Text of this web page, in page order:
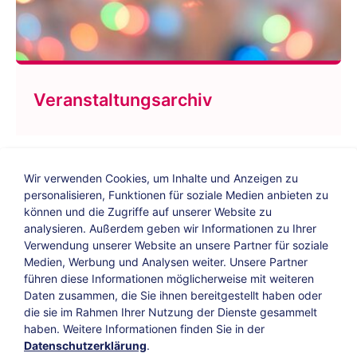
Veranstaltungsarchiv
Bildungs-Blog| Instagram| Facebook|
YouTube
Impressum Suche Datenschutz
Wir verwenden Cookies, um Inhalte und Anzeigen zu
personalisieren, Funktionen für soziale Medien anbieten zu
können und die Zugriffe auf unserer Website zu
analysieren. Außerdem geben wir Informationen zu Ihrer
Verwendung unserer Website an unsere Partner für soziale
Medien, Werbung und Analysen weiter. Unsere Partner
führen diese Informationen möglicherweise mit weiteren
Daten zusammen, die Sie ihnen bereitgestellt haben oder
die sie im Rahmen Ihrer Nutzung der Dienste gesammelt
haben. Weitere Informationen finden Sie in der
Datenschutzerklärung.